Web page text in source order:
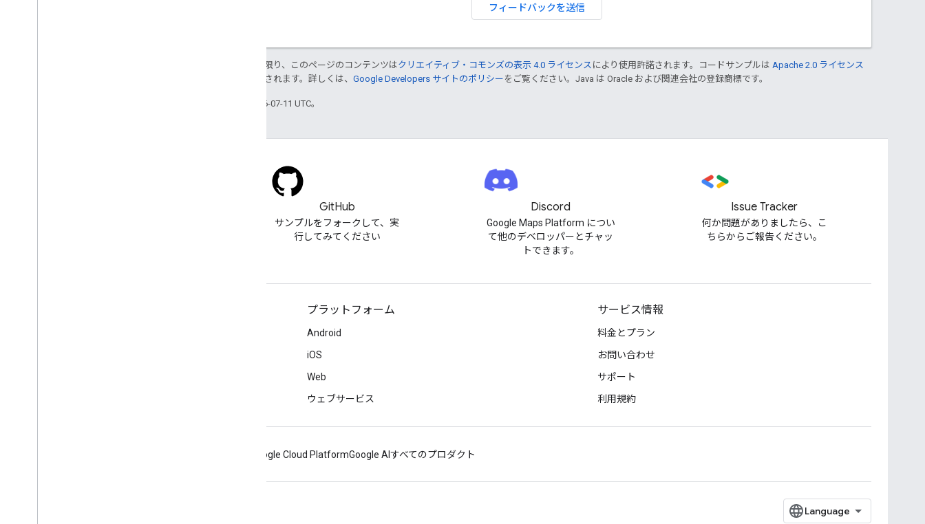
フィードバックを送信
特に記載のない限り、このページのコンテンツはクリエイティブ・コモンズの表示 4.0 ライセンス により使用許諾されます。コードサンプルは Apache 2.0 ライセンス
により使用許諾されます。詳しくは、 Google Developers サイトのポリシー をご覧ください。Java は Oracle および関連会社の登録商標です。
最終更新日 2026-07-11 UTC。
GitHub
サンプルをフォークして、実
行してみてください
Discord
Google Maps Platform につい
て他のデベロッパーとチャッ
トできます。
Issue Tracker
何か問題がありましたら、こ
ちらからご報告ください。
プラットフォーム
Android
iOS
Web
ウェブサービス
サービス情報
料金とプラン
お問い合わせ
サポート
利用規約
Google Cloud PlatformGoogle AI すべてのプロダクト